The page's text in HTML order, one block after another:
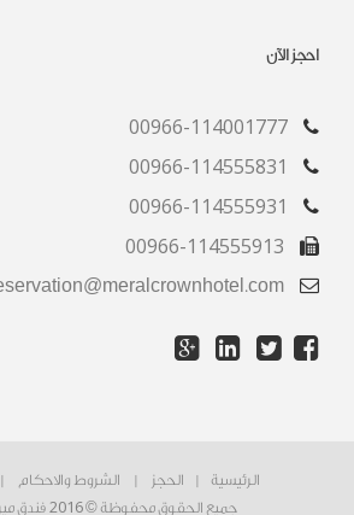
احجز الآن
00966-114001777
00966-114555831
00966-114555931
00966-114555913
الرئيسية | الحجز | الشروط والاحكام |
جميع الحقوق محفوظة ©2016 فندق